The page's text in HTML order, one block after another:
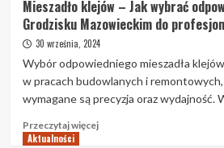
Mieszadło klejów – Jak wybrać
Grodzisku Mazowieckim do
30 września, 2024
Wybór odpowiedniego mieszadła
w pracach budowlanych i remontowych,
wymagane są precyzja oraz wydajność.
Przeczytaj więcejPrzeczytaj
Aktualności